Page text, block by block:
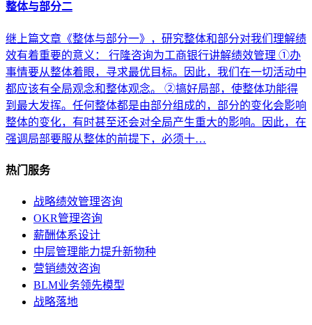
整体与部分二
继上篇文章《整体与部分一》，研究整体和部分对我们理解绩
效有着重要的意义： 行隆咨询为工商银行讲解绩效管理 ①办
事情要从整体着眼，寻求最优目标。因此，我们在一切活动中
都应该有全局观念和整体观念。 ②搞好局部，使整体功能得
到最大发挥。任何整体都是由部分组成的，部分的变化会影响
整体的变化，有时甚至还会对全局产生重大的影响。因此，在
强调局部要服从整体的前提下，必须十…
热门服务
战略绩效管理咨询
OKR管理咨询
薪酬体系设计
中层管理能力提升新物种
营销绩效咨询
BLM业务领先模型
战略落地